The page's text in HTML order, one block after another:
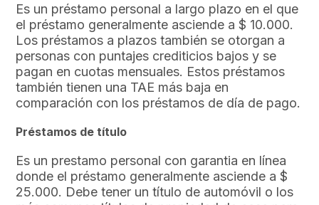
Es un préstamo personal a largo plazo en el que
el préstamo generalmente asciende a $ 10.000.
Los préstamos a plazos también se otorgan a
personas con puntajes crediticios bajos y se
pagan en cuotas mensuales. Estos préstamos
también tienen una TAE más baja en
comparación con los préstamos de día de pago.
Préstamos de título
Es un prestamo personal con garantia en línea
donde el préstamo generalmente asciende a $
25.000. Debe tener un título de automóvil o los